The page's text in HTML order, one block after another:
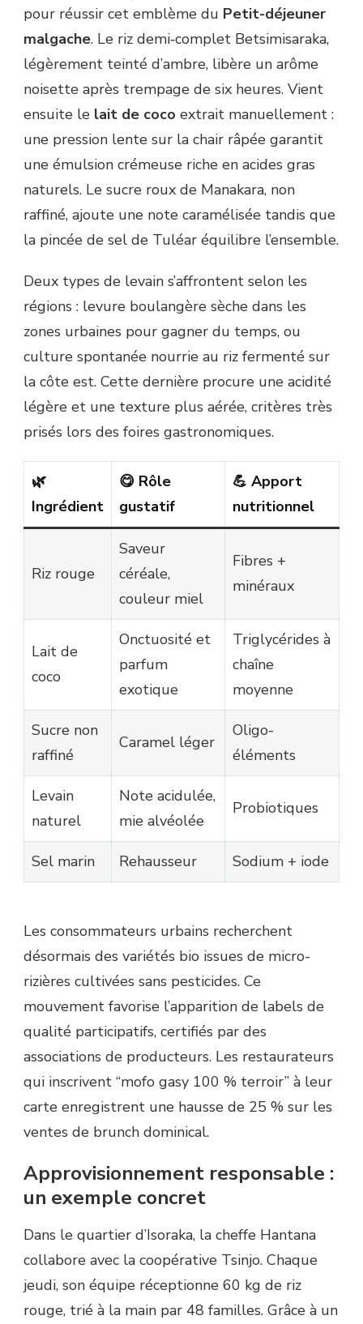
pour réussir cet emblème du Petit-déjeuner
malgache. Le riz demi‐complet Betsimisaraka,
légèrement teinté d’ambre, libère un arôme
noisette après trempage de six heures. Vient
ensuite le lait de coco extrait manuellement :
une pression lente sur la chair râpée garantit
une émulsion crémeuse riche en acides gras
naturels. Le sucre roux de Manakara, non
raffiné, ajoute une note caramélisée tandis que
la pincée de sel de Tuléar équilibre l’ensemble.
Deux types de levain s’affrontent selon les
régions : levure boulangère sèche dans les
zones urbaines pour gagner du temps, ou
culture spontanée nourrie au riz fermenté sur
la côte est. Cette dernière procure une acidité
légère et une texture plus aérée, critères très
prisés lors des foires gastronomiques.
🌿
Ingrédient
😋 Rôle
gustatif
💪 Apport
nutritionnel
Riz rouge
Saveur
céréale,
couleur miel
Fibres +
minéraux
Lait de
coco
Onctuosité et
parfum
exotique
Triglycérides à
chaîne
moyenne
Sucre non
raffiné
Caramel léger
Oligo-
éléments
Levain
naturel
Note acidulée,
mie alvéolée
Probiotiques
Sel marin Rehausseur Sodium + iode
Les consommateurs urbains recherchent
désormais des variétés bio issues de micro-
rizières cultivées sans pesticides. Ce
mouvement favorise l’apparition de labels de
qualité participatifs, certifiés par des
associations de producteurs. Les restaurateurs
qui inscrivent “mofo gasy 100 % terroir” à leur
carte enregistrent une hausse de 25 % sur les
ventes de brunch dominical.
Approvisionnement responsable :
un exemple concret
Dans le quartier d’Isoraka, la cheffe Hantana
collabore avec la coopérative Tsinjo. Chaque
jeudi, son équipe réceptionne 60 kg de riz
rouge, trié à la main par 48 familles. Grâce à un